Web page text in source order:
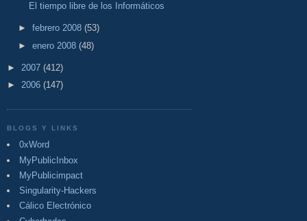
El tiempo libre de los Informáticos
► febrero 2008 (53)
► enero 2008 (48)
► 2007 (412)
► 2006 (147)
BLOGS Y LINKS
0xWord
MyPublicInbox
MyPublicimpact
Singularity-Hackers
Cálico Electrónico